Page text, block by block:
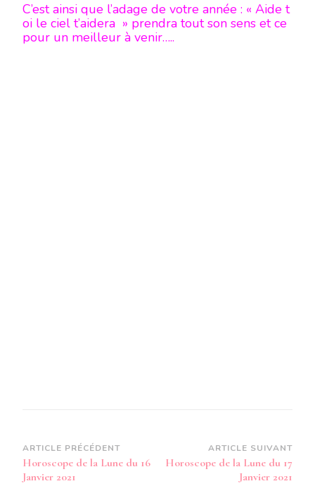
C’est ainsi que l’adage de votre année : « Aide t
oi le ciel t’aidera » prendra tout son sens et ce
pour un meilleur à venir…..
Navigation
d’article
ARTICLE PRÉCÉDENT
Horoscope de la Lune du 16
Janvier 2021
ARTICLE SUIVANT
Horoscope de la Lune du 17
Janvier 2021